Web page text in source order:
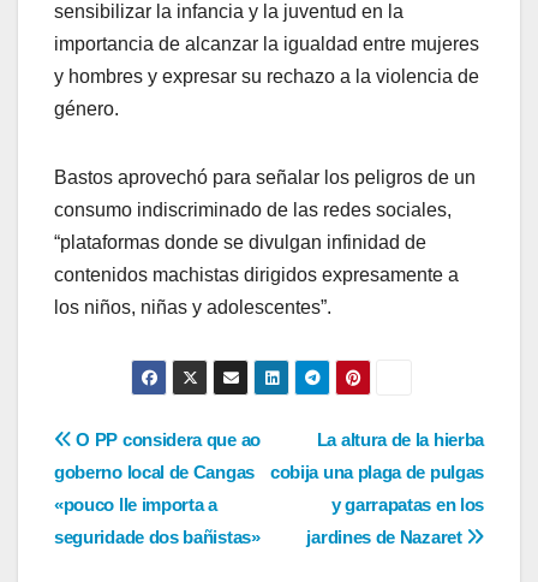
sensibilizar la infancia y la juventud en la
importancia de alcanzar la igualdad entre mujeres
y hombres y expresar su rechazo a la violencia de
género.
Bastos aprovechó para señalar los peligros de un
consumo indiscriminado de las redes sociales,
“plataformas donde se divulgan infinidad de
contenidos machistas dirigidos expresamente a
los niños, niñas y adolescentes”.
Navegación
de
entradas
La altura de la hierba
cobija una plaga de pulgas
y garrapatas en los
jardines de Nazaret
O PP considera que ao
goberno local de Cangas
«pouco lle importa a
seguridade dos bañistas»